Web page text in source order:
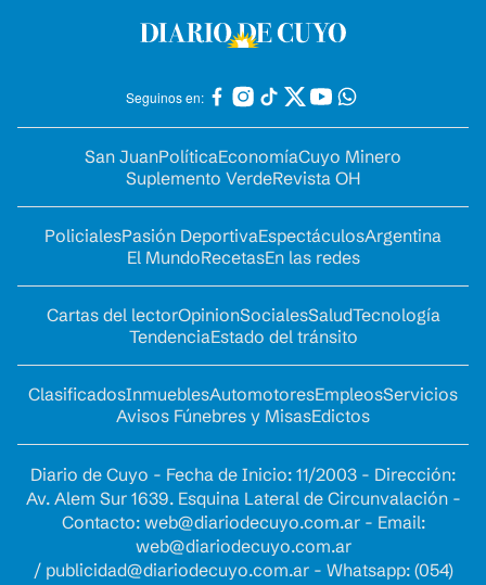
Seguinos en:
San JuanPolíticaEconomíaCuyo Minero
Suplemento VerdeRevista OH
PolicialesPasión DeportivaEspectáculosArgentina
El MundoRecetasEn las redes
Cartas del lectorOpinionSocialesSaludTecnología
TendenciaEstado del tránsito
ClasificadosInmueblesAutomotoresEmpleosServicios
Avisos Fúnebres y MisasEdictos
Diario de Cuyo - Fecha de Inicio: 11/2003 - Dirección:
Av. Alem Sur 1639. Esquina Lateral de Circunvalación -
Contacto: web@diariodecuyo.com.ar- Email:
web@diariodecuyo.com.ar
/ publicidad@diariodecuyo.com.ar- Whatsapp: (054)